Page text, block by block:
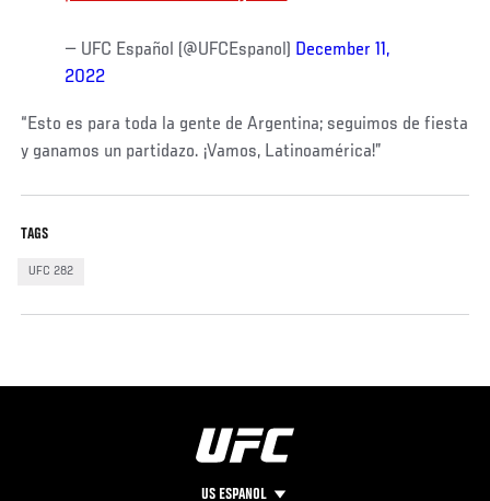
— UFC Español (@UFCEspanol) December 11,
2022
“Esto es para toda la gente de Argentina; seguimos de fiesta
y ganamos un partidazo. ¡Vamos, Latinoamérica!”
TAGS
UFC 282
US ESPANOL